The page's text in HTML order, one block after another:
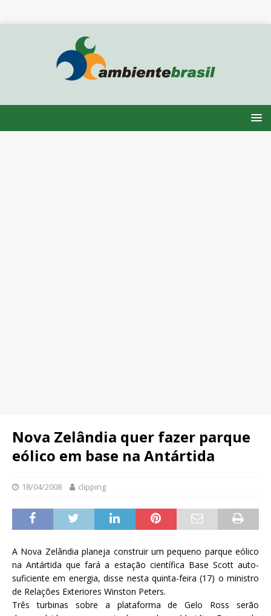
Nova Zelândia quer fazer parque
eólico em base na Antártida
18/04/2008 clipping
A Nova Zelândia planeja construir um pequeno parque eólico
na Antártida que fará a estação científica Base Scott auto-
suficiente em energia, disse nesta quinta-feira (17) o ministro
de Relações Exteriores Winston Peters.
Três turbinas sobre a plataforma de Gelo Ross serão